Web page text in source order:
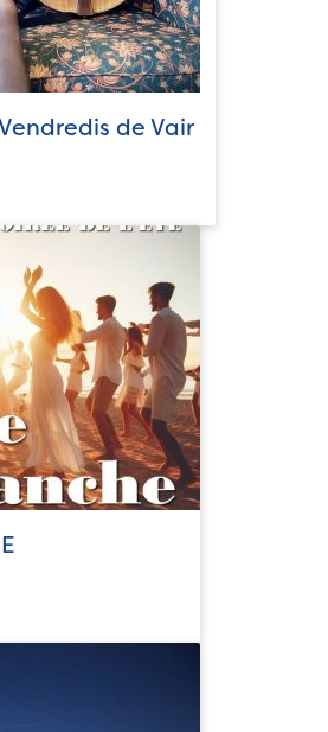
de Vair